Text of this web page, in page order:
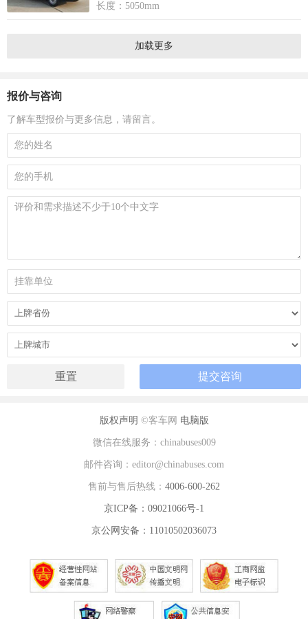
长度：5050mm
加载更多
报价与咨询
了解车型报价与更多信息，请留言。
版权声明 ©客车网 电脑版
微信在线服务：chinabuses009
邮件咨询：editor@chinabuses.com
售前与售后热线： 4006-600-262
京ICP备：09021066号-1
京公网安备：11010502036073